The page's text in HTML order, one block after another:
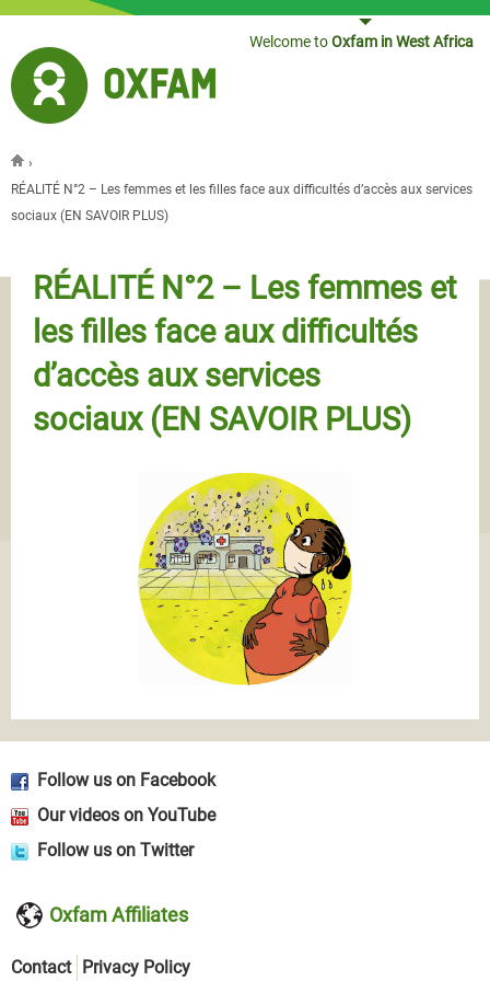
Welcome toOxfam in West Africa
You are here
›
RÉALITÉ N°2 – Les femmes et les filles face aux difficultés d’accès aux services
sociaux (EN SAVOIR PLUS)
RÉALITÉ N°2 – Les femmes et
les filles face aux difficultés
d’accès aux services
sociaux (EN SAVOIR PLUS)
Follow us on Facebook
Our videos on YouTube
Follow us on Twitter
Oxfam Affiliates
Contact Privacy Policy